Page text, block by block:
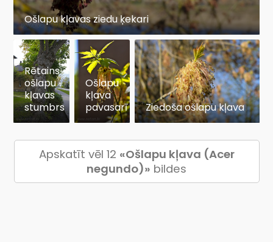
Ošlapu kļavas ziedu ķekari
Rētains
ošlapu
kļavas
stumbrs
Ošlapu
kļava
pavasarī
Ziedoša ošlapu kļava
Apskatīt vēl 12 «Ošlapu kļava (Acer
negundo)» bildes